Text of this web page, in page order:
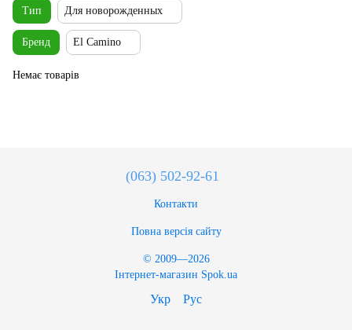
Тип Для новорожденных
Бренд El Camino
Немає товарів
(063) 502-92-61
Контакти
Повна версія сайту
© 2009—2026
Інтернет-магазин Spok.ua
Укр Рус